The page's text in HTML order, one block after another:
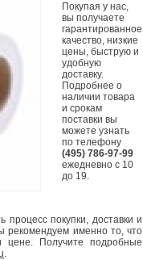
Покупая у нас,
вы получаете
гарантированное
качество, низкие
цены, быструю и
удобную
доставку.
Подробнее о
наличии товара
и срокам
поставки вы
можете узнать
по телефону
(495) 786-97-99
ежедневно с 10
до 19.
покупки, доставки и
рекомендуем именно то, что
цене. Получите подробные
.